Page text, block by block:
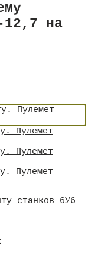
12,7 на
станков 6У6